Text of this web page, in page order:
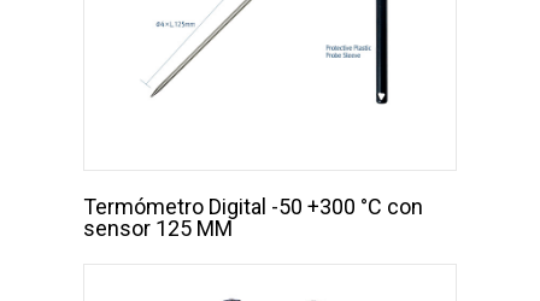
Termómetro Digital -50 +300 °C con
sensor 125 MM